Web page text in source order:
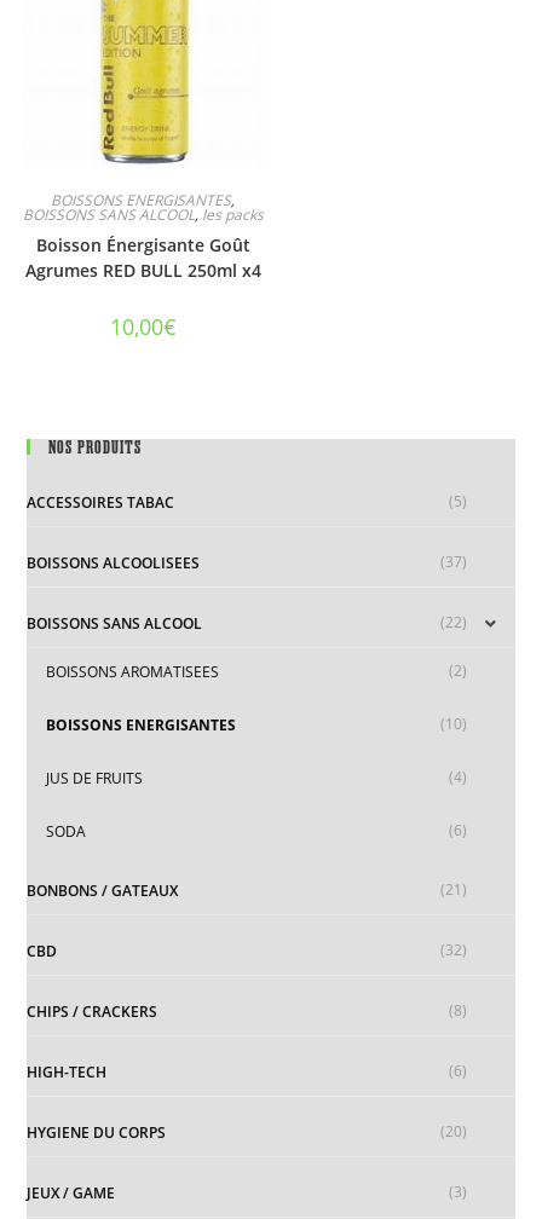
BOISSONS ENERGISANTES,
BOISSONS SANS ALCOOL, les packs
Boisson Énergisante Goût
Agrumes RED BULL 250ml x4
10,00€
NOS PRODUITS
ACCESSOIRES TABAC (5)
BOISSONS ALCOOLISEES (37)
BOISSONS SANS ALCOOL (22)
BOISSONS AROMATISEES (2)
BOISSONS ENERGISANTES (10)
JUS DE FRUITS (4)
SODA (6)
BONBONS / GATEAUX (21)
CBD (32)
CHIPS / CRACKERS (8)
HIGH-TECH (6)
HYGIENE DU CORPS (20)
JEUX / GAME (3)